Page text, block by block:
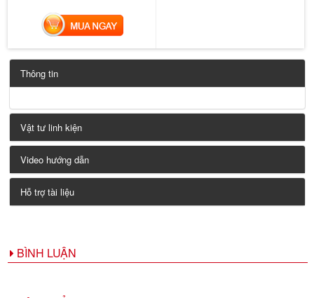
MUA NGAY
Thông tin
Vật tư linh kiện
Video hướng dẫn
Hỗ trợ tài liệu
BÌNH LUẬN